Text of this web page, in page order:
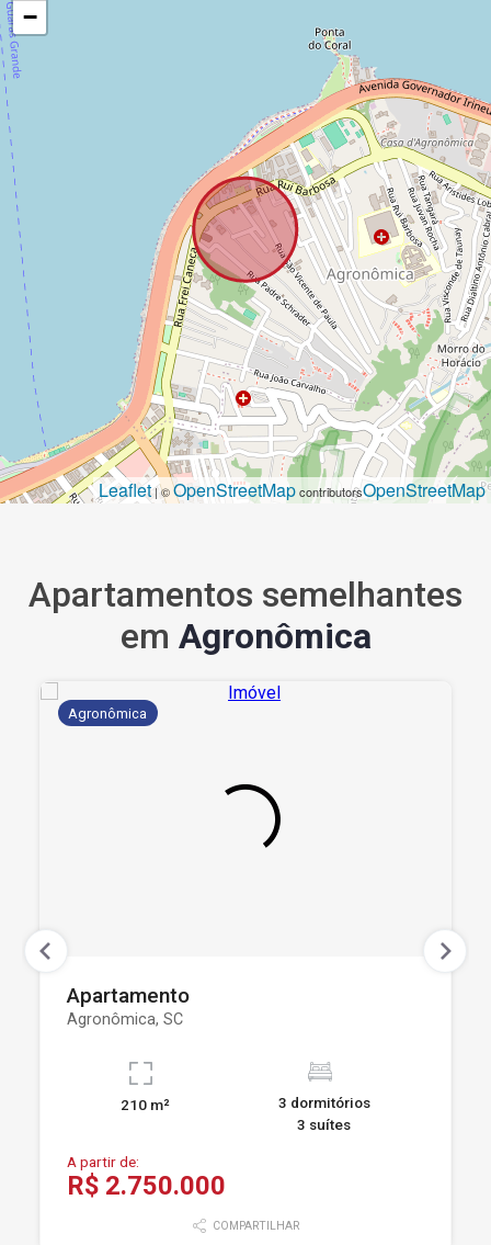
−
Leaflet| ©OpenStreetMapcontributorsOpenStreetMap
Apartamentos semelhantes
em Agronômica
Agronômica
Apartamento
Agronômica, SC
210 m²
3 dormitórios
3 suítes
A partir de:
R$ 2.750.000
COMPARTILHAR